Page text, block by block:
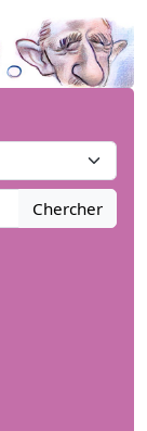
Chercher